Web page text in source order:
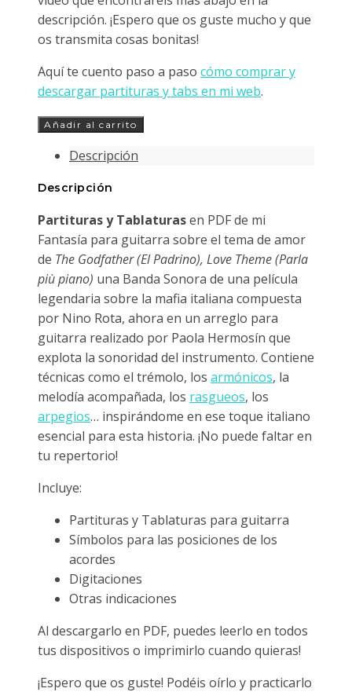
descripción. ¡Espero que os guste mucho y que
os transmita cosas bonitas!
Aquí te cuento paso a paso cómo comprar y
descargar partituras y tabs en mi web.
The
Padrino)
Theme
para
Guitarra
cantidad
Añadir al carrito
Descripción
Descripción
Partituras y Tablaturasen PDF de mi
Fantasía para guitarra sobre el tema de amor
de The Godfather (El Padrino), Love Theme (Parla
più piano) una Banda Sonora de una película
legendaria sobre la mafia italiana compuesta
por Nino Rota, ahora en un arreglo para
guitarra realizado por Paola Hermosín que
explota la sonoridad del instrumento. Contiene
técnicas como el trémolo, los armónicos, la
melodía acompañada, los rasgueos, los
arpegios… inspirándome en ese toque italiano
esencial para esta historia. ¡No puede faltar en
tu repertorio!
Incluye:
Partituras y Tablaturas para guitarra
Símbolos para las posiciones de los
acordes
Digitaciones
Otras indicaciones
Al descargarlo en PDF, puedes leerlo en todos
tus dispositivos o imprimirlo cuando quieras!
¡Espero que os guste! Podéis oírlo y practicarlo